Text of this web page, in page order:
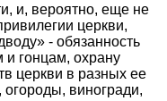
и, вероятно, еще не
церкви,
- обязанность
и гонцам, охрану
церкви в разных ее
виногради,